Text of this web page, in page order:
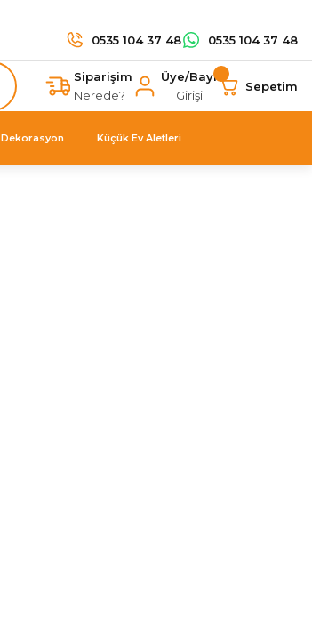
0535 104 37 48 0535 104 37 48
Siparişim
Nerede?
Üye/Bayi
Girişi
Sepetim
Dekorasyon Küçük Ev Aletleri